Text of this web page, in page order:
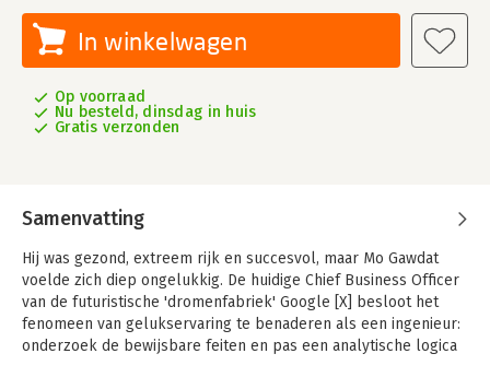
In winkelwagen
Op voorraad
Nu besteld, dinsdag in huis
Gratis verzonden
Samenvatting
Hij was gezond, extreem rijk en succesvol, maar Mo Gawdat
voelde zich diep ongelukkig. De huidige Chief Business Officer
van de futuristische 'dromenfabriek' Google [X] besloot het
fenomeen van gelukservaring te benaderen als een ingenieur:
onderzoek de bewijsbare feiten en pas een analytische logica